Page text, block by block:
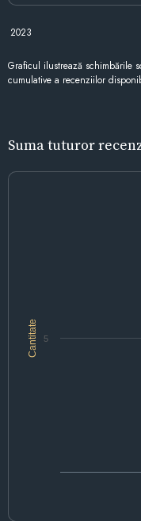
2023
Graficul ilustrează schimbările
cumulative a recenziilor
Suma tuturor
Cantitate 5